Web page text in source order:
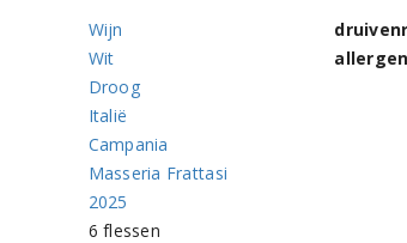
Wijn
Wit
Droog
Italië
Campania
Masseria Frattasi
2025
6 flessen